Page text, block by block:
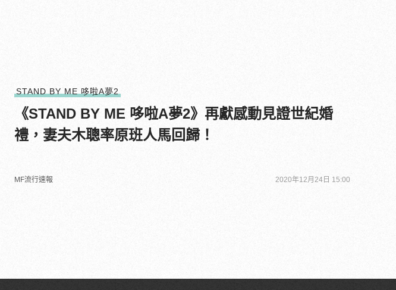
STAND BY ME 哆啦A夢2
《STAND BY ME 哆啦A夢2》再獻感動見證世紀婚
禮，妻夫木聰率原班人馬回歸！
MF流行速報 2020年12月24日 15:00